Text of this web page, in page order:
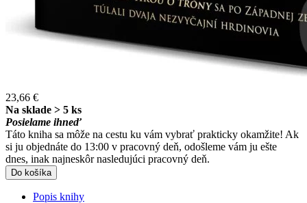
23,66 €
Na sklade > 5 ks
Posielame ihneď
Táto kniha sa môže na cestu ku vám vybrať prakticky okamžite! Ak
si ju objednáte do 13:00 v pracovný deň, odošleme vám ju ešte
dnes, inak najneskôr nasledujúci pracovný deň.
Do košíka
Popis knihy